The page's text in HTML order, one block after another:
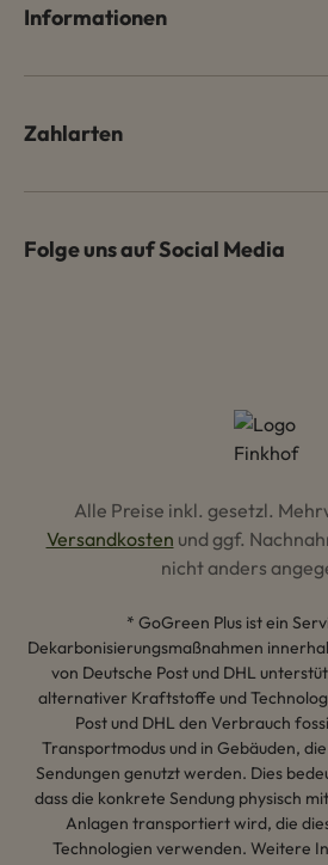
Informationen
Zahlarten
Folge uns auf Social Media
Alle Preise inkl. gesetzl.
Versandkosten und ggf.
nicht anders
* GoGreen Plus ist ein
Dekarbonisierungsmaßnahmen
von Deutsche Post und DHL
alternativer Kraftstoffe und
Post und DHL den Verbrauch
Transportmodus und in Gebäuden,
Sendungen genutzt werden. Dies
dass die konkrete Sendung physisch
Anlagen transportiert wird, die
Technologien verwenden. Weitere